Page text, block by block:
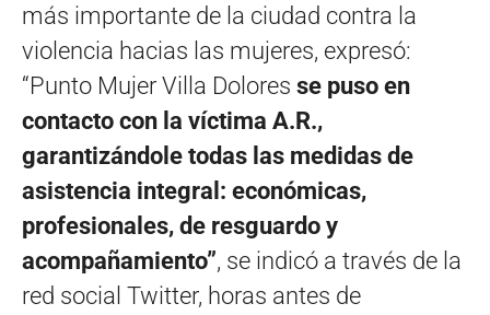
más importante de la ciudad contra la
violencia hacias las mujeres, expresó:
“Punto Mujer Villa Dolores se puso en
contacto con la víctima A.R.,
garantizándole todas las medidas de
asistencia integral: económicas,
profesionales, de resguardo y
acompañamiento”, se indicó a través de la
red social Twitter, horas antes de